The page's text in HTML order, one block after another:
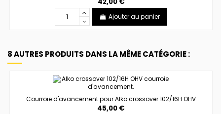
Ajouter au panier
8 AUTRES PRODUITS DANS LA MÊME CATÉGORIE :
Courroie d'avancement pour Alko crossover 102/16H OHV
45,00 €